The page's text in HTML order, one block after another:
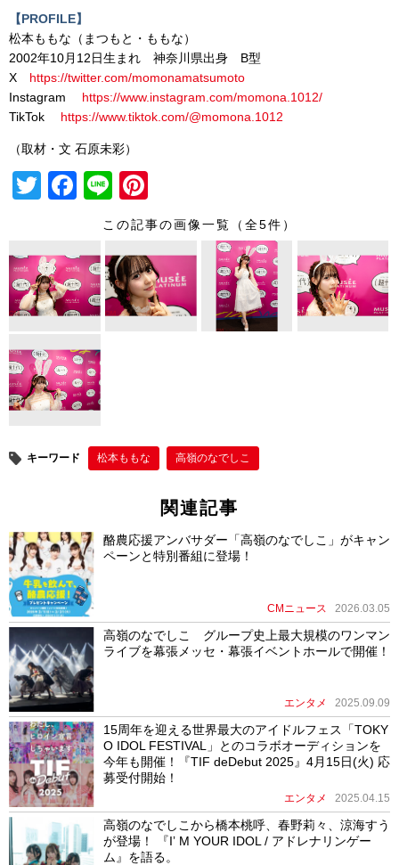
【PROFILE】
松本ももな（まつもと・ももな）
2002年10月12日生まれ 神奈川県出身 B型
X https://twitter.com/momonamatsumoto
Instagram https://www.instagram.com/momona.1012/
TikTok https://www.tiktok.com/@momona.1012
（取材・文 石原未彩）
T
er
F
e
b
o
o
k
Li
n
nt
er
e
st
この記事の画像一覧（全5件）
キーワード 松本ももな 高嶺のなでしこ
関連記事
酪農応援アンバサダー「高嶺のなでしこ」がキャン
ペーンと特別番組に登場！
CMニュース 2026.03.05
高嶺のなでしこ グループ史上最大規模のワンマン
ライブを幕張メッセ・幕張イベントホールで開催！
エンタメ 2025.09.09
15周年を迎える世界最大のアイドルフェス「TOKY
O IDOL FESTIVAL」とのコラボオーディションを
今年も開催！『TIF deDebut 2025』4月15日(火) 応
募受付開始！
エンタメ 2025.04.15
高嶺のなでしこから橋本桃呼、春野莉々、涼海すう
が登場！ 『Iʼ M YOUR IDOL / アドレナリンゲー
ム』を語る。